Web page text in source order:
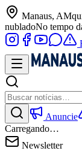
Manaus, AM
nubladoNo tempo
Anuncie
Carregando…
Newsletter